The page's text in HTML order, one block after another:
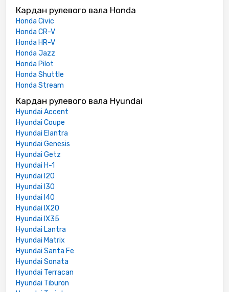
Кардан рулевого вала Honda
Honda Civic
Honda CR-V
Honda HR-V
Honda Jazz
Honda Pilot
Honda Shuttle
Honda Stream
Кардан рулевого вала Hyundai
Hyundai Accent
Hyundai Coupe
Hyundai Elantra
Hyundai Genesis
Hyundai Getz
Hyundai H-1
Hyundai I20
Hyundai I30
Hyundai I40
Hyundai IX20
Hyundai IX35
Hyundai Lantra
Hyundai Matrix
Hyundai Santa Fe
Hyundai Sonata
Hyundai Terracan
Hyundai Tiburon